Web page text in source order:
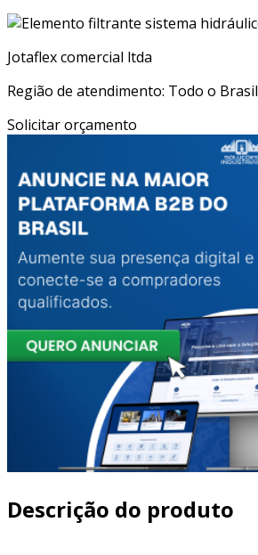
Jotaflex comercial ltda
Região de atendimento: Todo o Brasil
Solicitar orçamento
Descrição do produto